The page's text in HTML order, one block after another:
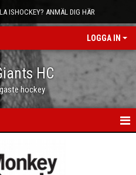
ISHOCKEY? ANMÄL DIG HÄR
LOGGA IN
HC
hockey